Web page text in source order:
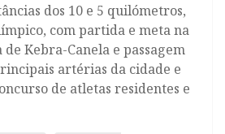
dos 10 e 5 quilómetros,
com partida e meta na
Kebra-Canela e passagem
artérias da cidade e
de atletas residentes e